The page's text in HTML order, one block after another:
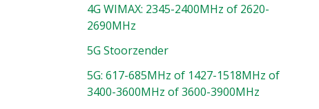
4G WIMAX: 2345-2400MHz of 2620-
2690MHz
5G Stoorzender
5G: 617-685MHz of 1427-1518MHz of
3400-3600MHz of 3600-3900MHz